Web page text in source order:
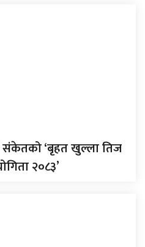
संकेतको ‘बृहत खुल्ला तिज
२०८३’